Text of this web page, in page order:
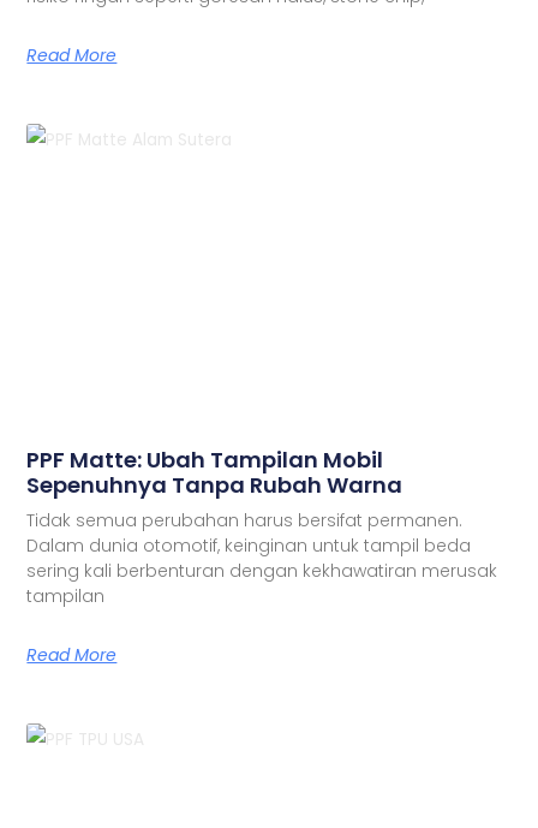
Read More
PPF Matte: Ubah Tampilan Mobil
Sepenuhnya Tanpa Rubah Warna
Tidak semua perubahan harus bersifat permanen.
Dalam dunia otomotif, keinginan untuk tampil beda
sering kali berbenturan dengan kekhawatiran merusak
tampilan
Read More